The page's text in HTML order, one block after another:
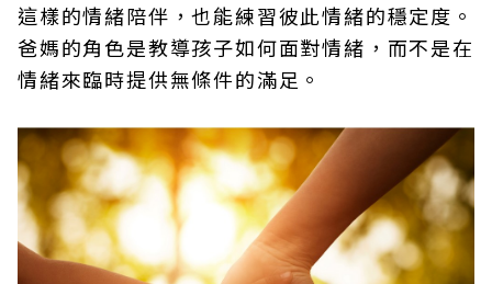
這樣的情緒陪伴，也能練習彼此情緒的穩定度。
爸媽的角色是教導孩子如何面對情緒，而不是在
情緒來臨時提供無條件的滿足。